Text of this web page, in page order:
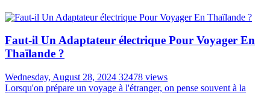
Toujours en ligne pour une assistance 24/7